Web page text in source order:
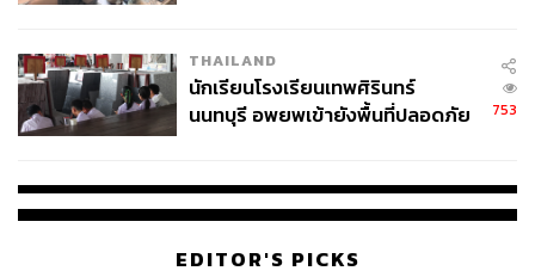
จ่ายหนี้-แอบระบุแบรนด์
THAILAND
นักเรียนโรงเรียนเทพศิรินทร์
นนทบุรี อพยพเข้ายังพื้นที่ปลอดภัย
753
EDITOR'S PICKS